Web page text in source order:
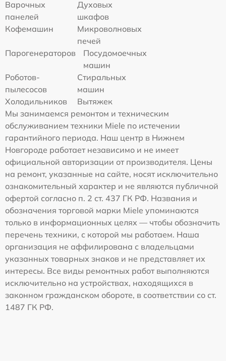
Варочных
панелей
Духовых
шкафов
Кофемашин
Микроволновых
печей
Парогенераторов
Посудомоечных
машин
Роботов-
пылесосов
Стиральных
машин
Холодильников
Вытяжек
Мы занимаемся ремонтом и техническим
обслуживанием техники Miele по истечении
гарантийного периода. Наш центр в Нижнем
Новгороде работает независимо и не имеет
официальной авторизации от производителя. Цены
на ремонт, указанные на сайте, носят исключительно
ознакомительный характер и не являются публичной
офертой согласно п. 2 ст. 437 ГК РФ. Названия и
обозначения торговой марки Miele упоминаются
только в информационных целях — чтобы обозначить
перечень техники, с которой мы работаем. Наша
организация не аффилирована с владельцами
указанных товарных знаков и не представляет их
интересы. Все виды ремонтных работ выполняются
исключительно на устройствах, находящихся в
законном гражданском обороте, в соответствии со ст.
1487 ГК РФ.